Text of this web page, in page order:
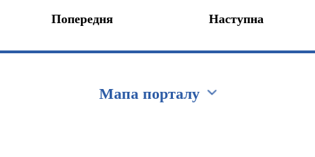
Попередня Наступна
Мапа порталу